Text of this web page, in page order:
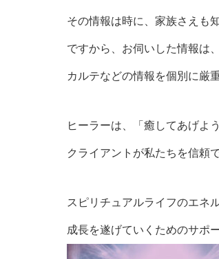
その情報は時に、家族さえも
ですから、お伺いした情報は
カルテなどの情報を個別に厳
ヒーラーは、「癒してあげよ
クライアントが私たちを信頼
スピリチュアルライフのエネ
成長を遂げていくためのサポ